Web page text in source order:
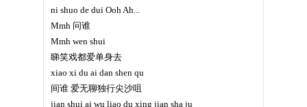
ni shuo de dui Ooh Ah...
Mmh 问谁
Mmh wen shui
睇笑戏都爱单身去
xiao xi du ai dan shen qu
间谁 爱无聊独行尖沙咀
jian shui ai wu liao du xing jian sha ju